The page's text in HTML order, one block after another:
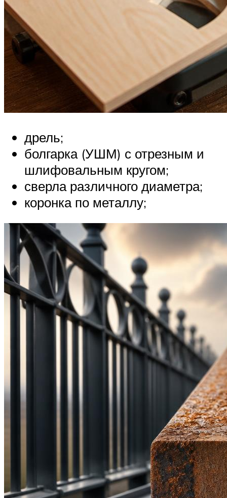
дрель;
болгарка (УШМ) с отрезным и
шлифовальным кругом;
сверла различного диаметра;
коронка по металлу;